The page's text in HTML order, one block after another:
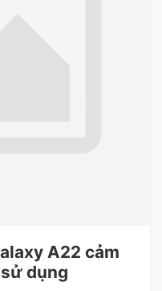
A22 cảm
dụng